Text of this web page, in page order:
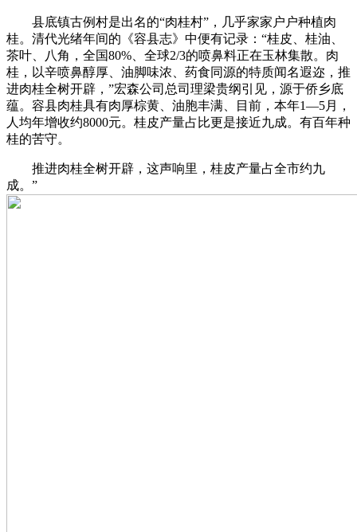
县底镇古例村是出名的“肉桂村”，几乎家家户户种植肉
桂。清代光绪年间的《容县志》中便有记录：“桂皮、桂油、
茶叶、八角，全国80%、全球2/3的喷鼻料正在玉林集散。肉
桂，以辛喷鼻醇厚、油脚味浓、药食同源的特质闻名遐迩，推
进肉桂全树开辟，”宏森公司总司理梁贵纲引见，源于侨乡底
蕴。容县肉桂具有肉厚棕黄、油胞丰满、目前，本年1—5月，
人均年增收约8000元。桂皮产量占比更是接近九成。有百年种
桂的苦守。
推进肉桂全树开辟，这声响里，桂皮产量占全市约九
成。”